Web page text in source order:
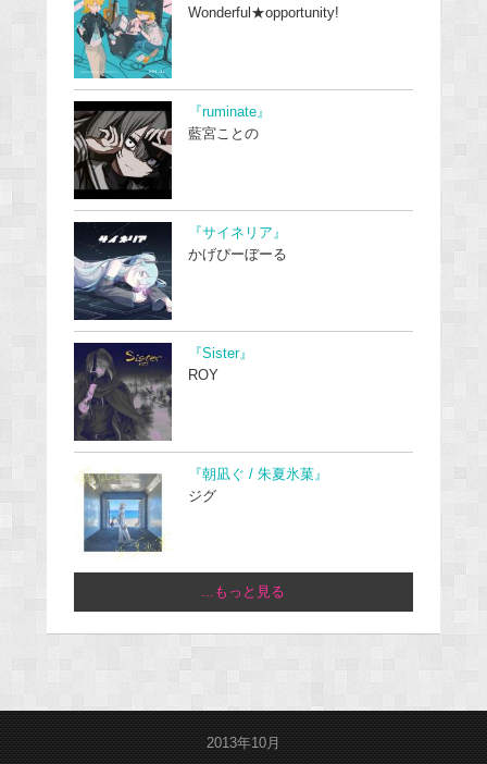
Wonderful★opportunity!
『ruminate』
藍宮ことの
『サイネリア』
かげぴーぼーる
『Sister』
ROY
『朝凪ぐ / 朱夏氷菓』
ジグ
...もっと見る
2013年10月